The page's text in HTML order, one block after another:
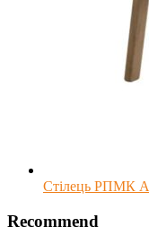
Стілець РПМК А
Recommend